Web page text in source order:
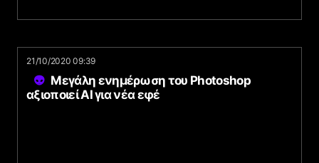
21/10/2020 09:39
Μεγάλη ενημέρωση του Photoshop
αξιοποιεί AI για νέα εφέ